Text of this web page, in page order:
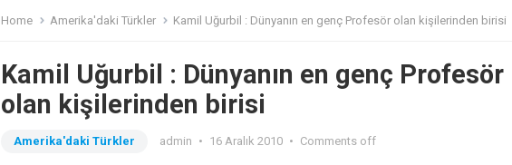
Home Amerika'daki Türkler Kamil Uğurbil : Dünyanın en genç Profesör olan kişilerinden birisi
Kamil Uğurbil : Dünyanın en genç Profesör
olan kişilerinden birisi
Amerika'daki Türkler admin • 16 Aralık 2010 • Comments off